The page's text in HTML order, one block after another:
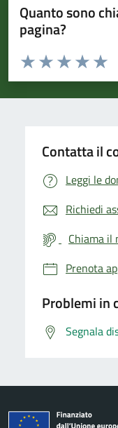
Quanto sono
pagina?
Valuta da 1 a 5 stelle la
Valuta 4
Valuta 3
Valuta 2 stelle
Valuta 1 stelle su 5
Contatta il
Leggi le
Richiedi
Chiama il
Prenota
Problemi in
Segnala